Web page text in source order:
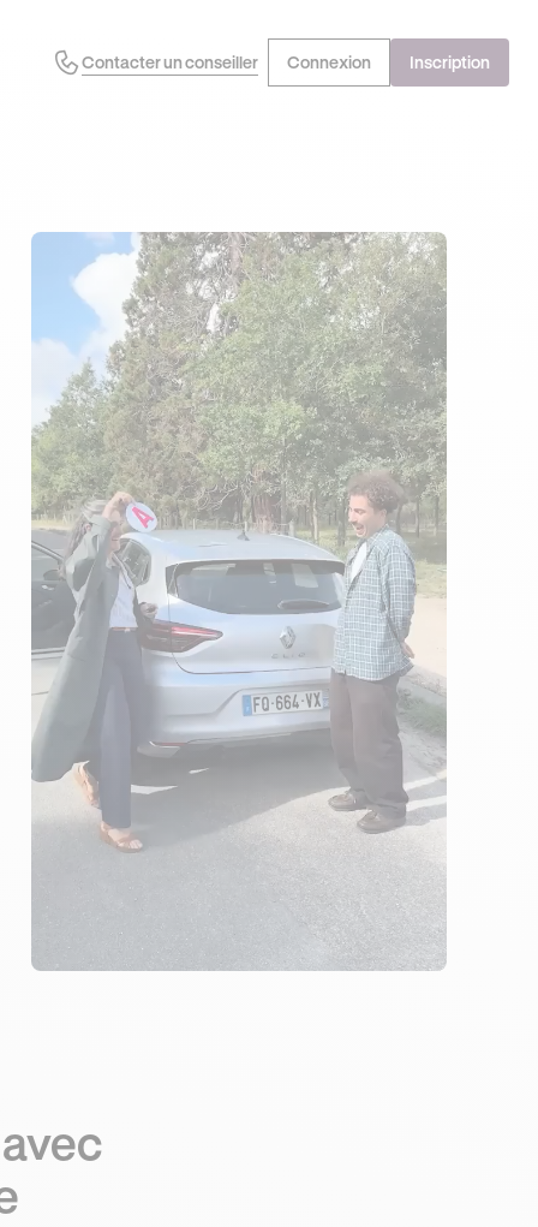
PROFITE ! DERNIÈRES HEURES
Contacter un conseiller Connexion Inscription